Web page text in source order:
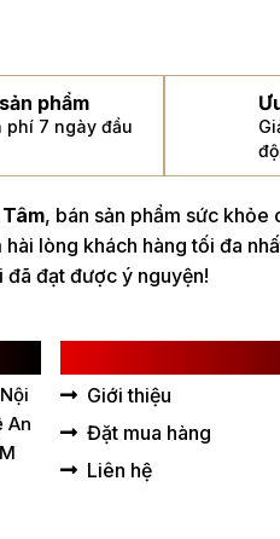
phẩm
phí 7 ngày đầu
Tâm, bán sản phẩm sức
lòng khách hàng tối đa
đạt được ý nguyện!
An
Giới thiệu
Đặt mua hàng
Liên hệ